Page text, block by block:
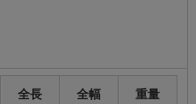
全長 全幅 重量